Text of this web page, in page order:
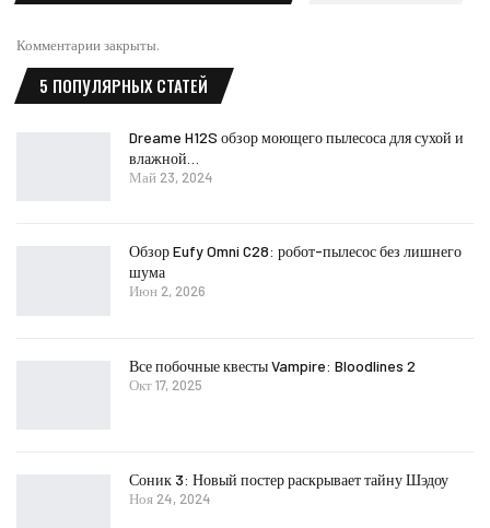
Комментарии закрыты.
5 ПОПУЛЯРНЫХ СТАТЕЙ
Dreame H12S обзор моющего пылесоса для сухой и
влажной…
Май 23, 2024
Обзор Eufy Omni C28: робот-пылесос без лишнего
шума
Июн 2, 2026
Все побочные квесты Vampire: Bloodlines 2
Окт 17, 2025
Соник 3: Новый постер раскрывает тайну Шэдоу
Ноя 24, 2024